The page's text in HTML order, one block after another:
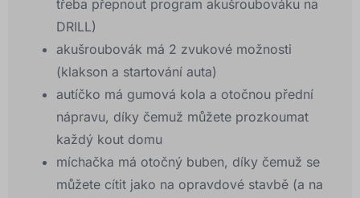
třeba přepnout program akušroubováku na
DRILL)
akušroubovák má 2 zvukové možnosti
(klakson a startování auta)
autíčko má gumová kola a otočnou přední
nápravu, díky čemuž můžete prozkoumat
každý kout domu
míchačka má otočný buben, díky čemuž se
můžete cítit jako na opravdové stavbě (a na